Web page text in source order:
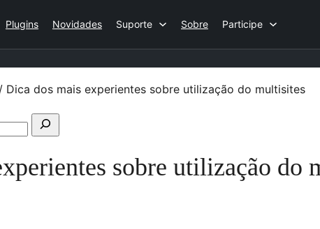
Plugins Novidades Suporte Sobre Participe
/ Dica dos mais experientes sobre utilização do multisites
Pesquisar
sobre utilização do